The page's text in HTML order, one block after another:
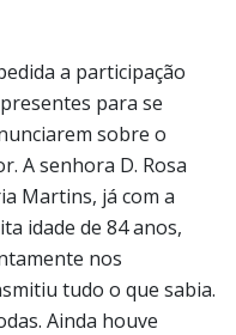
a participação
para se
sobre o
A senhora D. Rosa
Martins, já com a
idade de 84 anos,
nos
tudo o que sabia.
Ainda houve